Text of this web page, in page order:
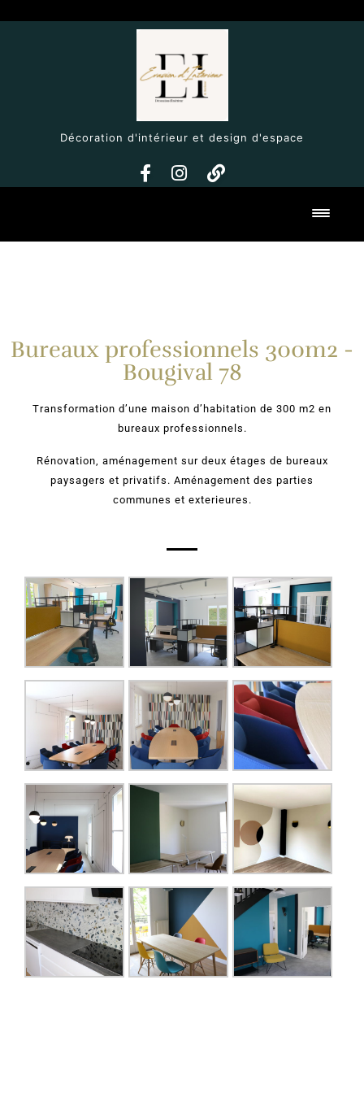
Décoration d'intérieur et design d'espace
Bureaux professionnels 300m2 -
Bougival 78
Transformation d’une maison d’habitation de 300 m2 en
bureaux professionnels.
Rénovation, aménagement sur deux étages de bureaux
paysagers et privatifs. Aménagement des parties
communes et exterieures.